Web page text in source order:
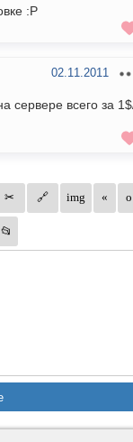
:P
02.11.2011
сервере всего за